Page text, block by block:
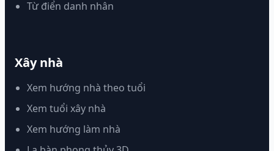
Từ điển danh nhân
Xây nhà
Xem hướng nhà theo tuổi
Xem tuổi xây nhà
Xem hướng làm nhà